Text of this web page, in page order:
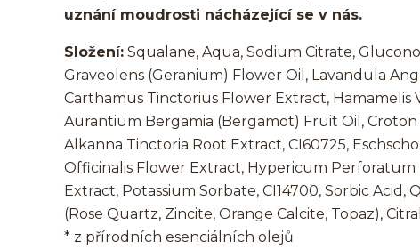
uznání moudrosti nácházející se v nás.
Složení: Squalane, Aqua, Sodium Citrate,
Graveolens (Geranium) Flower Oil, Lavandula
Carthamus Tinctorius Flower Extract, Hamamelis
Aurantium Bergamia (Bergamot) Fruit Oil,
Alkanna Tinctoria Root Extract, CI60725,
Officinalis Flower Extract, Hypericum
Extract, Potassium Sorbate, CI14700, Sorbic Acid,
(Rose Quartz, Zincite, Orange Calcite, Topaz),
* z přírodních esenciálních olejů